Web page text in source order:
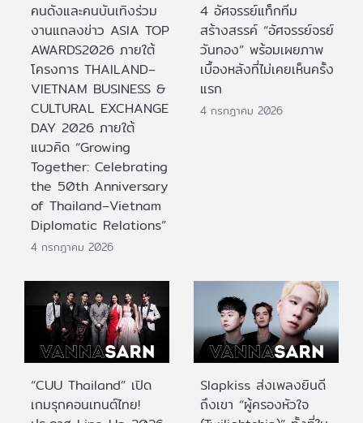
คนดังและคนบันเทิงร่วม
งานแถลงข่าว ASIA TOP
AWARDS2026 ภายใต้
โครงการ THAILAND–
VIETNAM BUSINESS &
CULTURAL EXCHANGE
DAY 2026 ภายใต้
แนวคิด “Growing
Together: Celebrating
the 50th Anniversary
of Thailand–Vietnam
Diplomatic Relations”
4 กรกฎาคม 2026
4 อัศจรรย์แท็กทีม
สร้างสรรค์ “อัศจรรย์จรย์
วันทอง” พร้อมเผยภาพ
เบื้องหลังที่ไม่เคยเห็นครั้ง
แรก
4 กรกฎาคม 2026
“CUU Thailand” เปิด
เกมรุกคอนเทนต์ไทย!
Slapkiss ส่งเพลงยินดี
ถึงเขา “ผู้ครองหัวใจ